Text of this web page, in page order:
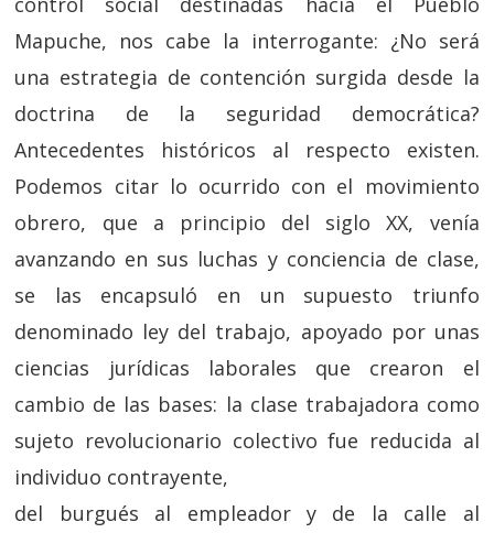
Mapuche, nos cabe la interrogante: ¿No será
una estrategia de contención surgida desde la
doctrina de la seguridad democrática?
Antecedentes históricos al respecto existen.
Podemos citar lo ocurrido con el movimiento
obrero, que a principio del siglo XX, venía
avanzando en sus luchas y conciencia de clase,
se las encapsuló en un supuesto triunfo
denominado ley del trabajo, apoyado por unas
ciencias jurídicas laborales que crearon el
cambio de las bases: la clase trabajadora como
sujeto revolucionario colectivo fue reducida al
individuo contrayente,
del burgués al empleador y de la calle al